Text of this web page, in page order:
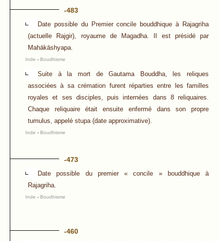
-483
Date possible du Premier concile bouddhique à Rajagriha
(actuelle Rajgir), royaume de Magadha. Il est présidé par
Mahākāshyapa.
Inde - Boudhisme
Suite à la mort de Gautama Bouddha, les reliques
associées à sa crémation furent réparties entre les familles
royales et ses disciples, puis internées dans 8 reliquaires.
Chaque reliquaire était ensuite enfermé dans son propre
tumulus, appelé stupa (date approximative).
Inde - Boudhisme
-473
Date possible du premier « concile » bouddhique à
Rajagriha.
Inde - Boudhisme
-460